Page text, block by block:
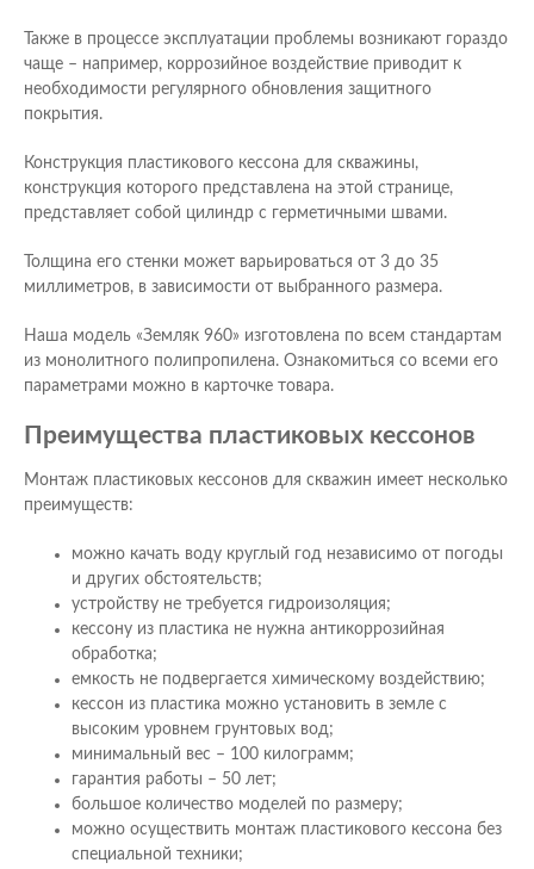
Также в процессе эксплуатации проблемы возникают гораздо
чаще – например, коррозийное воздействие приводит к
необходимости регулярного обновления защитного
покрытия.
Конструкция пластикового кессона для скважины,
конструкция которого представлена на этой странице,
представляет собой цилиндр с герметичными швами.
Толщина его стенки может варьироваться от 3 до 35
миллиметров, в зависимости от выбранного размера.
Наша модель «Земляк 960» изготовлена по всем стандартам
из монолитного полипропилена. Ознакомиться со всеми его
параметрами можно в карточке товара.
Преимущества пластиковых кессонов
Монтаж пластиковых кессонов для скважин имеет несколько
преимуществ:
можно качать воду круглый год независимо от погоды
и других обстоятельств;
устройству не требуется гидроизоляция;
кессону из пластика не нужна антикоррозийная
обработка;
емкость не подвергается химическому воздействию;
кессон из пластика можно установить в земле с
высоким уровнем грунтовых вод;
минимальный вес – 100 килограмм;
гарантия работы – 50 лет;
большое количество моделей по размеру;
можно осуществить монтаж пластикового кессона без
специальной техники;